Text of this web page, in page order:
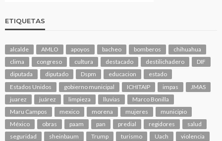
ETIQUETAS
alcalde AMLO apoyos bacheo bomberos
chihuahua
clima
congreso cultura destacado destilichadero
DIF
diputada
diputado Dspm educacion
estado
Estados Unidos
gobierno municipal ICHITAIP impas
JMAS
juarez
juárez limpieza lluvias
Marco Bonilla
Maru Campos
mexico morena mujeres
municipio
México
obras paam pan predial regidores
salud
seguridad
sheinbaum Trump turismo Uach violencia